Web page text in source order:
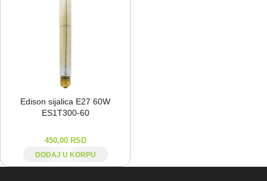
Edison sijalica E27 60W
ES1T300-⁠60
450,00 RSD
DODAJ U KORPU